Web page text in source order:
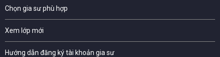
Chọn gia sư phù hợp
Xem lớp mới
Hướng dẫn đăng ký tài khoản gia sư